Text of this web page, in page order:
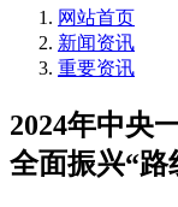
网站首页
新闻资讯
重要资讯
2024年中央
全面振兴“路